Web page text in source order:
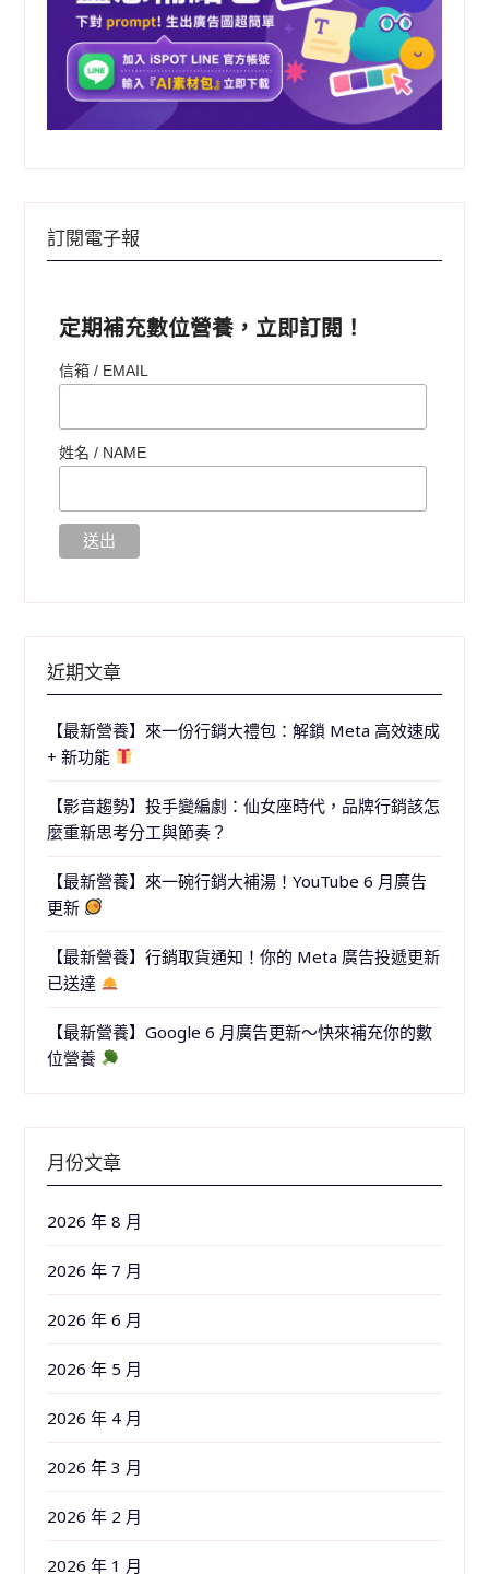
訂閱電子報
定期補充數位營養，立即訂閱！
信箱 / EMAIL
姓名 / NAME
近期文章
【最新營養】來一份行銷大禮包：解鎖 Meta 高效速成
+ 新功能
【影音趨勢】投手變編劇：仙女座時代，品牌行銷該怎
麼重新思考分工與節奏？
【最新營養】來一碗行銷大補湯！YouTube 6 月廣告
更新
【最新營養】行銷取貨通知！你的 Meta 廣告投遞更新
已送達
【最新營養】Google 6 月廣告更新～快來補充你的數
位營養
月份文章
2026 年 8 月
2026 年 7 月
2026 年 6 月
2026 年 5 月
2026 年 4 月
2026 年 3 月
2026 年 2 月
2026 年 1 月